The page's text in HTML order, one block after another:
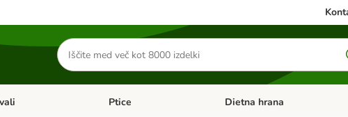
Iskanje
izdelkov
kategorij: Mačke Odprite meni kategorij: Male živali
Ptice Odprite meni kategorij: Ptice
Dietna hrana